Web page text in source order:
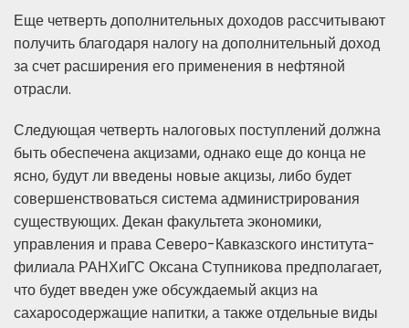
Еще четверть дополнительных доходов рассчитывают
получить благодаря налогу на дополнительный доход
за счет расширения его применения в нефтяной
отрасли.
Следующая четверть налоговых поступлений должна
быть обеспечена акцизами, однако еще до конца не
ясно, будут ли введены новые акцизы, либо будет
совершенствоваться система администрирования
существующих. Декан факультета экономики,
управления и права Северо-Кавказского института-
филиала РАНХиГС Оксана Ступникова предполагает,
что будет введен уже обсуждаемый акциз на
сахаросодержащие напитки, а также отдельные виды